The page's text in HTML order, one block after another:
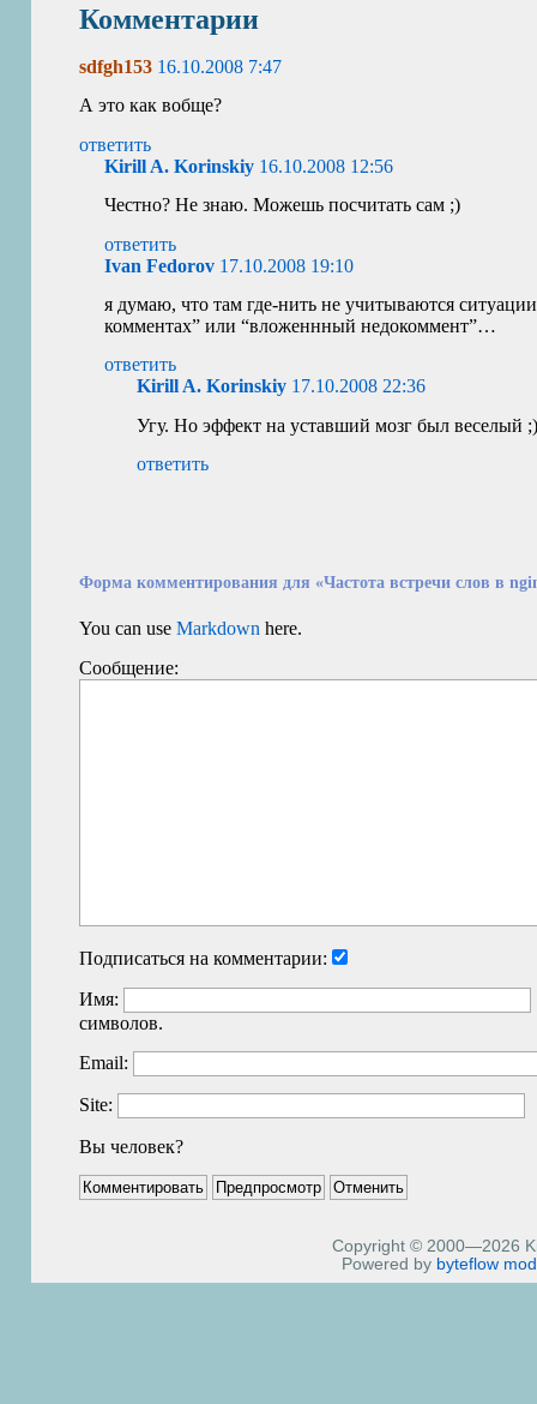
Комментарии
sdfgh153 16.10.2008 7:47
А это как вобще?
ответить
Kirill A. Korinskiy 16.10.2008 12:56
Честно? Не знаю. Можешь посчитать сам ;)
ответить
Ivan Fedorov 17.10.2008 19:10
я думаю, что там где-нить не учитываются
комментах” или “вложеннный недокоммент”…
ответить
Kirill A. Korinskiy 17.10.2008 22:36
Угу. Но эффект на уставший мозг был веселый
ответить
Форма комментирования для «Частота встречи слов в
You can useMarkdown here.
Сообщение:
Подписаться на комментарии:
Имя:
символов.
Email:
Site:
Вы человек?
Copyright © 2000—2026
Powered by byteflow